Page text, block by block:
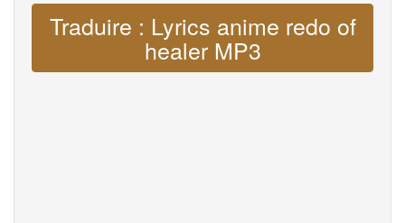
Traduire : Lyrics anime redo of
healer MP3